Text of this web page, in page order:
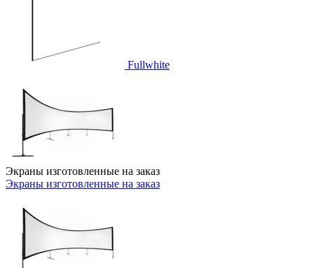
Fullwhite
Экраны изготовленные на заказ
Экраны изготовленные на заказ